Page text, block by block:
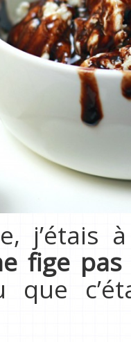
fige
que